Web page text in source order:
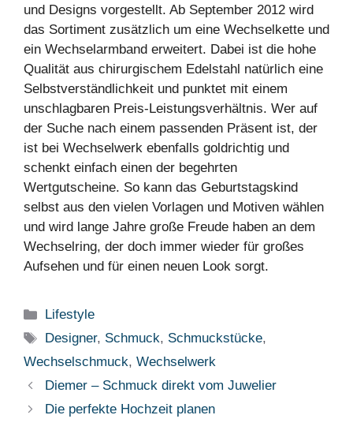
und Designs vorgestellt. Ab September 2012 wird
das Sortiment zusätzlich um eine Wechselkette und
ein Wechselarmband erweitert. Dabei ist die hohe
Qualität aus chirurgischem Edelstahl natürlich eine
Selbstverständlichkeit und punktet mit einem
unschlagbaren Preis-Leistungsverhältnis. Wer auf
der Suche nach einem passenden Präsent ist, der
ist bei Wechselwerk ebenfalls goldrichtig und
schenkt einfach einen der begehrten
Wertgutscheine. So kann das Geburtstagskind
selbst aus den vielen Vorlagen und Motiven wählen
und wird lange Jahre große Freude haben an dem
Wechselring, der doch immer wieder für großes
Aufsehen und für einen neuen Look sorgt.
Kategorien
Lifestyle
Schlagwörter
Designer, Schmuck, Schmuckstücke,
Wechselschmuck, Wechselwerk
Diemer – Schmuck direkt vom Juwelier
Die perfekte Hochzeit planen